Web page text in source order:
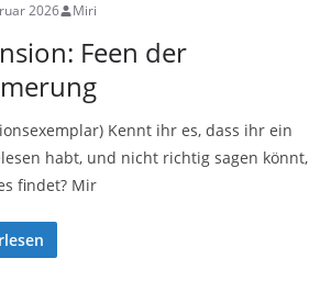
2026 Miri
Feen der
Kennt ihr es, dass ihr ein
habt, und nicht richtig sagen könnt,
findet? Mir